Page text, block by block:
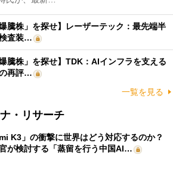
騰株」を探せ】レーザーテック：最先端半
査装…
騰株」を探せ】TDK：AIインフラを支える
再評…
一覧を見る
・リサーチ
K3」の衝撃に世界はどう対応するのか？
が検討する「蒸留を行う中国AI…